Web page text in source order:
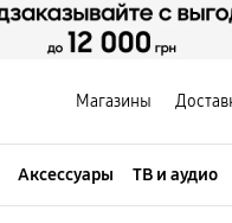
Магазины
Аксессуары ТВ и аудио